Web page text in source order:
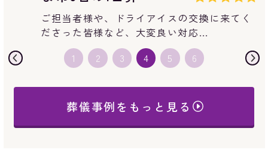
無宗教で家族のみのお見送りを強く希望して
おりましたが、その考えを受け入…
葬儀事例をもっと見る